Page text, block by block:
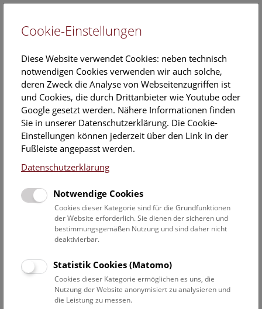
EN
MA
Gerald Raab
Wissenschaftlicher Mitarbeiter, Obertageforschung Hallstatt
Kontakt:
gerald.raab@nhm.at
Prähistorie
Cookie-Einstellungen
Diese Website verwendet Cookies: neben technisch
notwendigen Cookies verwenden wir auch solche,
deren Zweck die Analyse von Webseitenzugriffen ist
und Cookies, die durch Drittanbieter wie Youtube oder
Google gesetzt werden. Nähere Informationen finden
Sie in unserer Datenschutzerklärung. Die Cookie-
Einstellungen können jederzeit über den Link in der
Fußleiste angepasst werden.
Datenschutzerklärung
Notwendige Cookies
Cookies dieser Kategorie sind für die Grundfunktionen
der Website erforderlich. Sie dienen der sicheren und
bestimmungsgemäßen Nutzung und sind daher nicht
deaktivierbar.
Statistik Cookies (Matomo)
Cookies dieser Kategorie ermöglichen es uns, die
Nutzung der Website anonymisiert zu analysieren und
die Leistung zu messen.